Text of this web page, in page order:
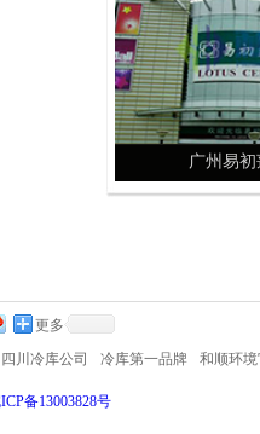
广州易
更多
四川冷库公司 冷库第一品牌 和顺环
备13003828号